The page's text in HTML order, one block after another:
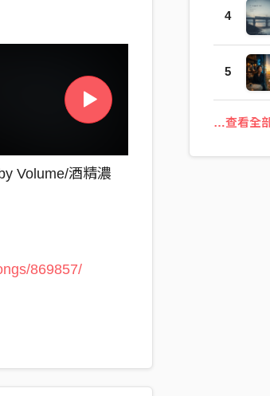
Volume/酒精濃
869857/
人。
喝的時候還很清
4
5
…查看全